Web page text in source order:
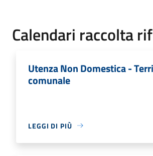
Calendari raccolta
Utenza Non Domestica -
comunale
LEGGI DI PIÙ